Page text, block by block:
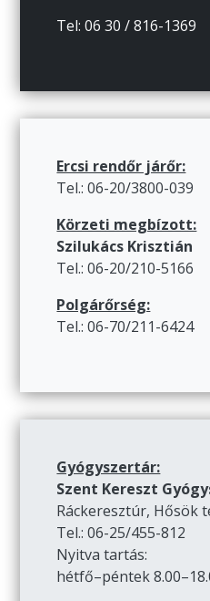
Tel: 06 30 / 816-1369
Ercsi rendőr járőr:
Tel.: 06-20/3800-039
Körzeti megbízott:
Szilukács Krisztián
Tel.: 06-20/210-5166
Polgárőrség:
Tel.: 06-70/211-6424
Gyógyszertár:
Szent Kereszt
Ráckeresztúr, Hősök
Tel.: 06-25/455-812
Nyitva tartás:
hétfő–péntek